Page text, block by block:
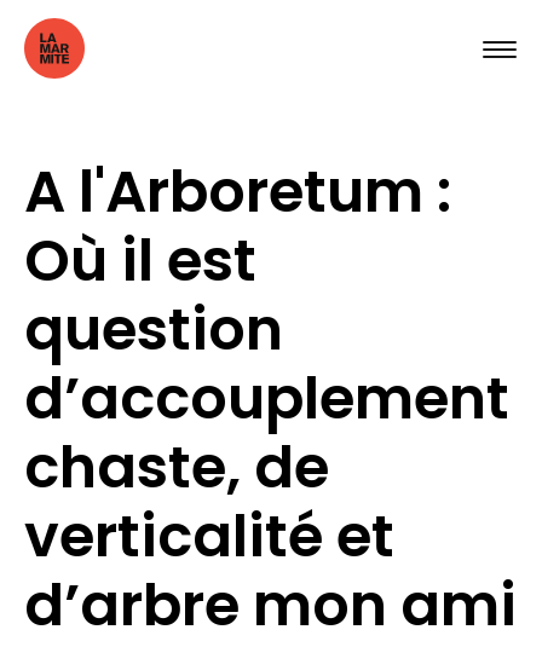
A l'Arboretum :
Où il est
question
d’accouplement
chaste, de
verticalité et
d’arbre mon ami